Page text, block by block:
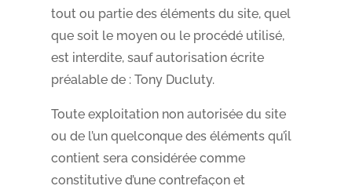
tout ou partie des éléments du site, quel
que soit le moyen ou le procédé utilisé,
est interdite, sauf autorisation écrite
préalable de : Tony Ducluty.
Toute exploitation non autorisée du site
ou de l’un quelconque des éléments qu’il
contient sera considérée comme
constitutive d’une contrefaçon et